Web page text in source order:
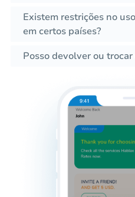
Existem restrições no
em certos países?
Posso devolver ou